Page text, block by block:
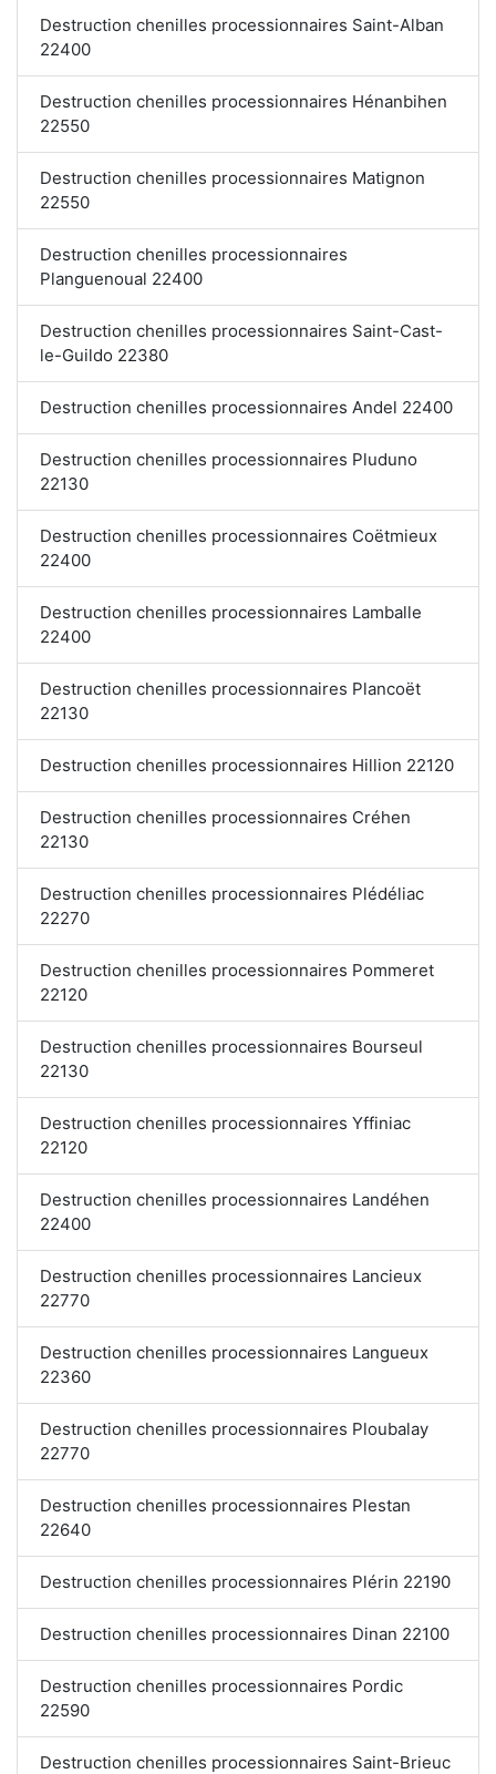
Destruction chenilles processionnaires Saint-Alban
22400
Destruction chenilles processionnaires Hénanbihen
22550
Destruction chenilles processionnaires Matignon
22550
Destruction chenilles processionnaires
Planguenoual 22400
Destruction chenilles processionnaires Saint-Cast-
le-Guildo 22380
Destruction chenilles processionnaires Andel 22400
Destruction chenilles processionnaires Pluduno
22130
Destruction chenilles processionnaires Coëtmieux
22400
Destruction chenilles processionnaires Lamballe
22400
Destruction chenilles processionnaires Plancoët
22130
Destruction chenilles processionnaires Hillion 22120
Destruction chenilles processionnaires Créhen
22130
Destruction chenilles processionnaires Plédéliac
22270
Destruction chenilles processionnaires Pommeret
22120
Destruction chenilles processionnaires Bourseul
22130
Destruction chenilles processionnaires Yffiniac
22120
Destruction chenilles processionnaires Landéhen
22400
Destruction chenilles processionnaires Lancieux
22770
Destruction chenilles processionnaires Langueux
22360
Destruction chenilles processionnaires Ploubalay
22770
Destruction chenilles processionnaires Plestan
22640
Destruction chenilles processionnaires Plérin 22190
Destruction chenilles processionnaires Dinan 22100
Destruction chenilles processionnaires Pordic
22590
Destruction chenilles processionnaires Saint-Brieuc